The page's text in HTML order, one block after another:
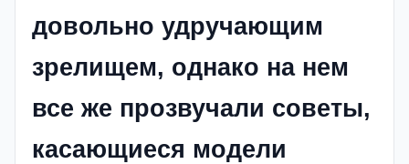
довольно удручающим
зрелищем, однако на нем
все же прозвучали советы,
касающиеся модели